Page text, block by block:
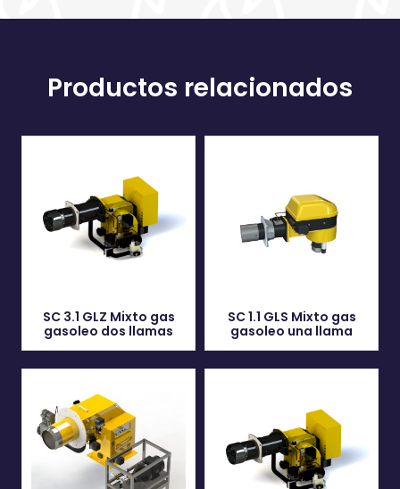
Productos relacionados
SC 3.1 GLZ Mixto gas
gasoleo dos llamas
SC 1.1 GLS Mixto gas
gasoleo una llama